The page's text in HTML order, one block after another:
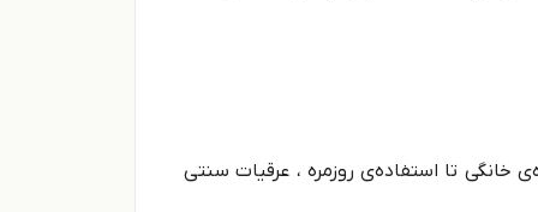
تا استفاده‌ی روزمره ، عرقیات سنتی